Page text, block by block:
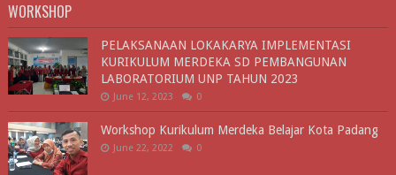
WORKSHOP
PELAKSANAAN LOKAKARYA IMPLEMENTASI
KURIKULUM MERDEKA SD PEMBANGUNAN
LABORATORIUM UNP TAHUN 2023
June 12, 2023 0
Workshop Kurikulum Merdeka Belajar Kota Padang
June 22, 2022 0